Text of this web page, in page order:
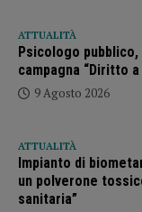
ATTUALITÀ
Psicologo pubblico,
campagna “Diritto
9 Agosto 2026
ATTUALITÀ
Impianto di
un polverone
sanitaria”